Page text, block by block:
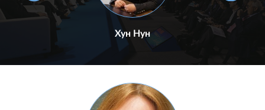
Хун Нун